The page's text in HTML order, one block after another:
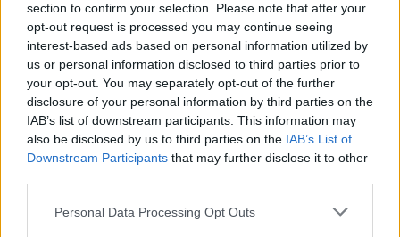
section to confirm your selection. Please note that after your
opt-out request is processed you may continue seeing
interest-based ads based on personal information utilized by
us or personal information disclosed to third parties prior to
your opt-out. You may separately opt-out of the further
disclosure of your personal information by third parties on the
IAB’s list of downstream participants. This information may
also be disclosed by us to third parties on the IAB’s List of
Downstream Participants that may further disclose it to other
Personal Data Processing Opt Outs
Πέθανε ο πεζογράφος Γιάννης Γρηγοράκης
13:33
Τρεις συλλήψεις φερόμενων διακινητών μεταναστών σε
Κρήτη και Χρυσή
13:16
Θλίψη και δάκρυα για τον Πάνο Μαματζάκη - Την
Παρασκευή το τελευταίο αντίο
ΠΕΡΙΣΣΟΤΕΡΑ